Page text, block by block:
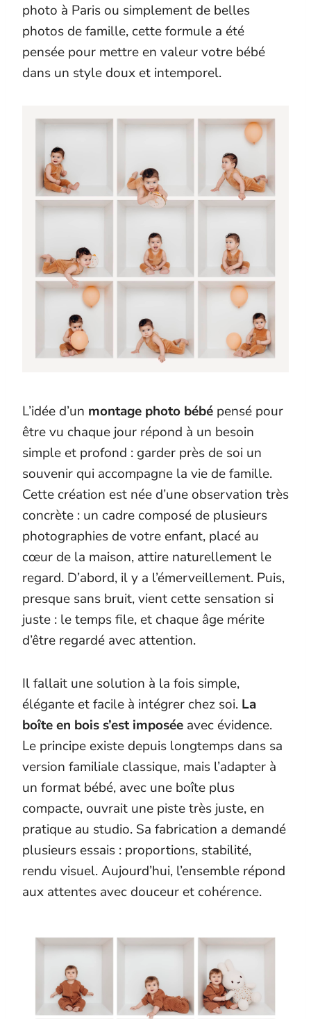
photo à Paris ou simplement de belles
photos de famille, cette formule a été
pensée pour mettre en valeur votre bébé
dans un style doux et intemporel.
L’idée d’un montage photo bébé pensé pour
être vu chaque jour répond à un besoin
simple et profond : garder près de soi un
souvenir qui accompagne la vie de famille.
Cette création est née d’une observation très
concrète : un cadre composé de plusieurs
photographies de votre enfant, placé au
cœur de la maison, attire naturellement le
regard. D’abord, il y a l’émerveillement. Puis,
presque sans bruit, vient cette sensation si
juste : le temps file, et chaque âge mérite
d’être regardé avec attention.
Il fallait une solution à la fois simple,
élégante et facile à intégrer chez soi. La
boîte en bois s’est imposée avec évidence.
Le principe existe depuis longtemps dans sa
version familiale classique, mais l’adapter à
un format bébé, avec une boîte plus
compacte, ouvrait une piste très juste, en
pratique au studio. Sa fabrication a demandé
plusieurs essais : proportions, stabilité,
rendu visuel. Aujourd’hui, l’ensemble répond
aux attentes avec douceur et cohérence.